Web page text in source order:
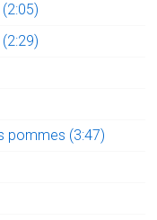
pommes (3:47)